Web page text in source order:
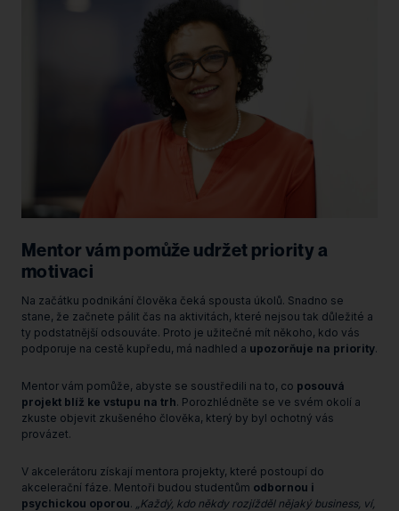
Mentor vám pomůže udržet priority a
motivaci
Na začátku podnikání člověka čeká spousta úkolů. Snadno se
stane, že začnete pálit čas na aktivitách, které nejsou tak důležité a
ty podstatnější odsouváte. Proto je užitečné mít někoho, kdo vás
podporuje na cestě kupředu, má nadhled a upozorňuje na priority.
Mentor vám pomůže, abyste se soustředili na to, co posouvá
projekt blíž ke vstupu na trh. Porozhlédněte se ve svém okolí a
zkuste objevit zkušeného člověka, který by byl ochotný vás
provázet.
V akcelerátoru získají mentora projekty, které postoupí do
akcelerační fáze. Mentoři budou studentům odbornou i
psychickou oporou.
„Každý, kdo někdy rozjížděl nějaký business, ví,